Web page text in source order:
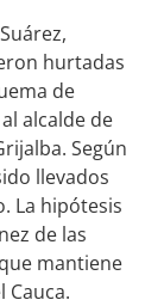
hurtadas
de
alcalde de
Según
llevados
La hipótesis
de las
mantiene